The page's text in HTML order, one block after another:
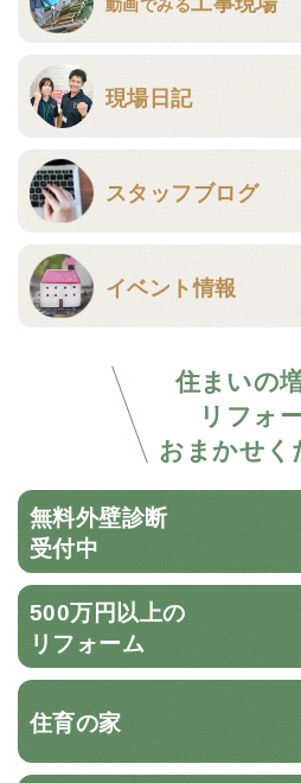
現場日記
スタッフブログ
イベント情報
住まいの
リフォ
おまかせく
無料外壁診断
受付中
500万円以上の
リフォーム
住育の家